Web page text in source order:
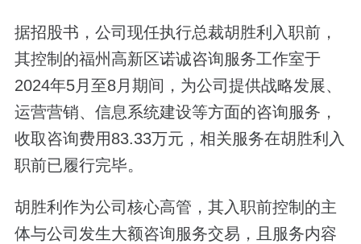
据招股书，公司现任执行总裁胡胜利入职前，
其控制的福州高新区诺诚咨询服务工作室于
2024年5月至8月期间，为公司提供战略发展、
运营营销、信息系统建设等方面的咨询服务，
收取咨询费用83.33万元，相关服务在胡胜利入
职前已履行完毕。
胡胜利作为公司核心高管，其入职前控制的主
体与公司发生大额咨询服务交易，且服务内容